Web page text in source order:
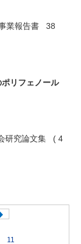
業報告書 38
リフェノール
研究論文集 ( 4
11